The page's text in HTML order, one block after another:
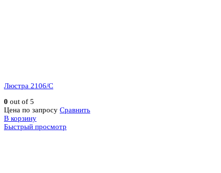
Люстра 2106/C
0 out of 5
Цена по запросу Сравнить
В корзину
Быстрый просмотр